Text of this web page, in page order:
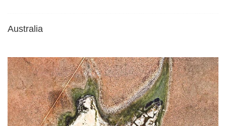
Australia